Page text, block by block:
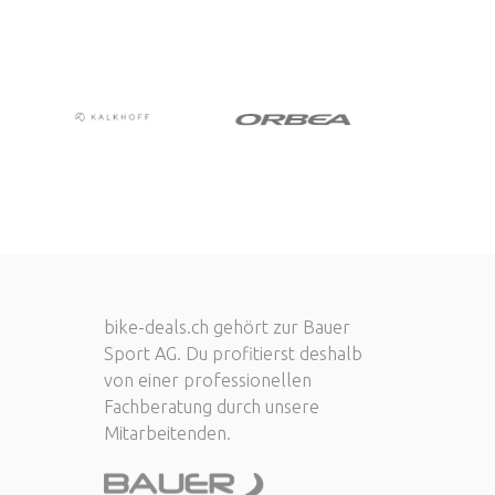
bike-deals.ch gehört zur Bauer
Sport AG. Du profitierst deshalb
von einer professionellen
Fachberatung durch unsere
Mitarbeitenden.